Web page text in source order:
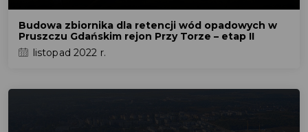
Budowa zbiornika dla retencji wód opadowych w
Pruszczu Gdańskim rejon Przy Torze – etap II
listopad 2022 r.